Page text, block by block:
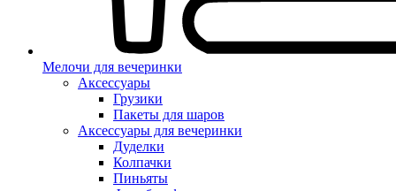
Мелочи для вечеринки
Аксессуары
Грузики
Пакеты для шаров
Аксессуары для вечеринки
Дуделки
Колпачки
Пиньяты